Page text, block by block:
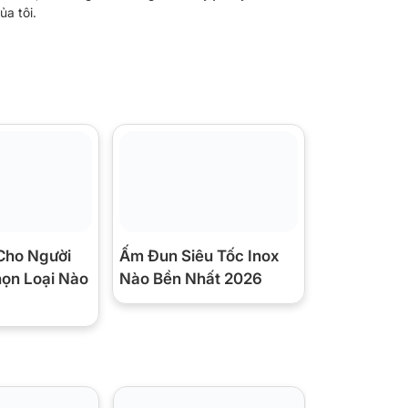
tôi.
Người
Loại Nào
Ấm Đun Siêu Tốc Inox
Nào Bền Nhất 2026